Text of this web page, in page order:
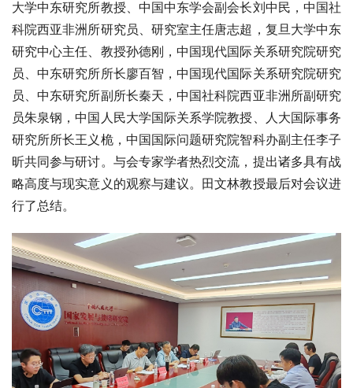
大学中东研究所教授、中国中东学会副会长刘中民，中国社
科院西亚非洲所研究员、研究室主任唐志超，复旦大学中东
研究中心主任、教授孙德刚，中国现代国际关系研究院研究
员、中东研究所所长廖百智，中国现代国际关系研究院研究
员、中东研究所副所长秦天，中国社科院西亚非洲所副研究
员朱泉钢，中国人民大学国际关系学院教授、人大国际事务
研究所所长王义桅，中国国际问题研究院智科办副主任李子
昕共同参与研讨。与会专家学者热烈交流，提出诸多具有战
略高度与现实意义的观察与建议。田文林教授最后对会议进
行了总结。